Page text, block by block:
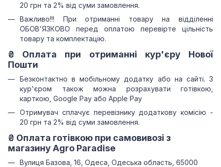
20 грн та 2% від суми замовлення.
Важливо!!! При отриманні товару на відділенні
ОБОВ'ЯЗКОВО перед оплатою перевірте цільність
товару та комплектацію.
₴ Оплата при отриманні кур'єру Нової
Пошти
Безконтактно в мобільному додатку або на сайті. З
кур'єром також можна розрахувати готівкою,
карткою, Google Pay або Apple Pay
Отримувач сплачує перевізнику додаткову комісію -
20 грн та 2% від суми замовлення.
₴ Оплата готівкою при самовивозі з
магазину Agro Paradise
Вулиця Базова, 16, Одеса, Одеська область, 65000